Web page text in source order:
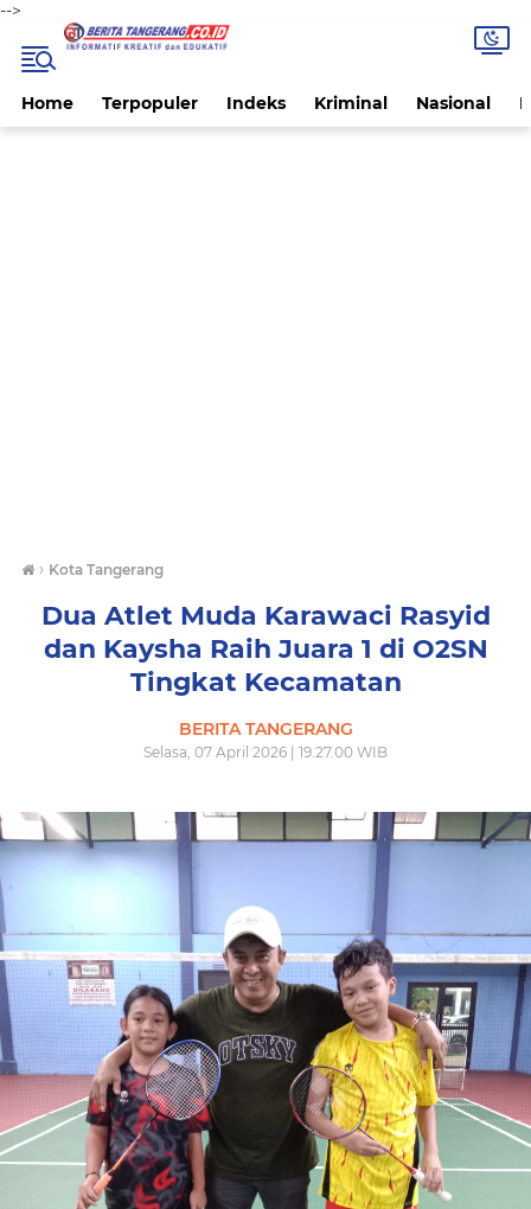
-->
Home Terpopuler Indeks Kriminal Nasional
› Kota Tangerang
Dua Atlet Muda Karawaci Rasyid
dan Kaysha Raih Juara 1 di O2SN
Tingkat Kecamatan
BERITA TANGERANG
Selasa, 07 April 2026 | 19.27.00 WIB